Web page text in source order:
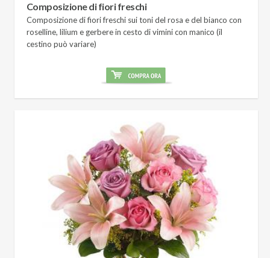
Composizione di fiori freschi
Composizione di fiori freschi sui toni del rosa e del bianco con
roselline, lilium e gerbere in cesto di vimini con manico (il
cestino può variare)